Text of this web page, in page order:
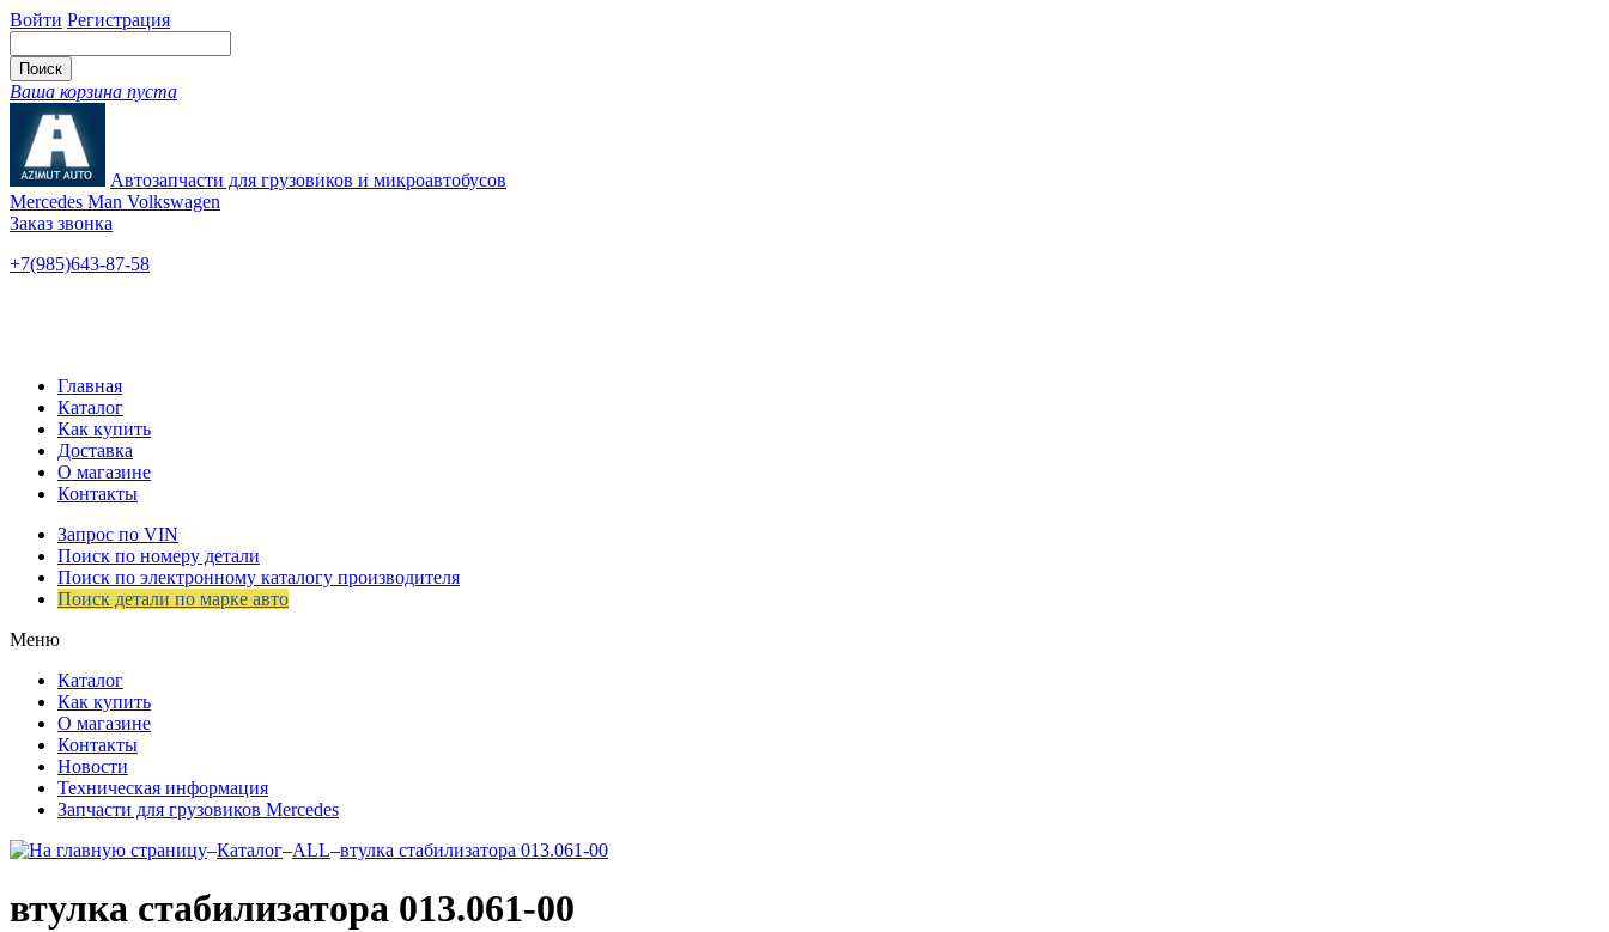
Войти Регистрация
Ваша корзина пуста
Автозапчасти для грузовиков и микроавтобусов
Mercedes Man Volkswagen
Заказ звонка
+7(985)643-87-58
Главная
Каталог
Как купить
Доставка
О магазине
Контакты
Запрос по VIN
Поиск по номеру детали
Поиск по электронному каталогу производителя
Поиск детали по марке авто
Меню
Каталог
Как купить
О магазине
Контакты
Новости
Техническая информация
Запчасти для грузовиков Mercedes
–Каталог–ALL–втулка стабилизатора 013.061-00
втулка стабилизатора 013.061-00